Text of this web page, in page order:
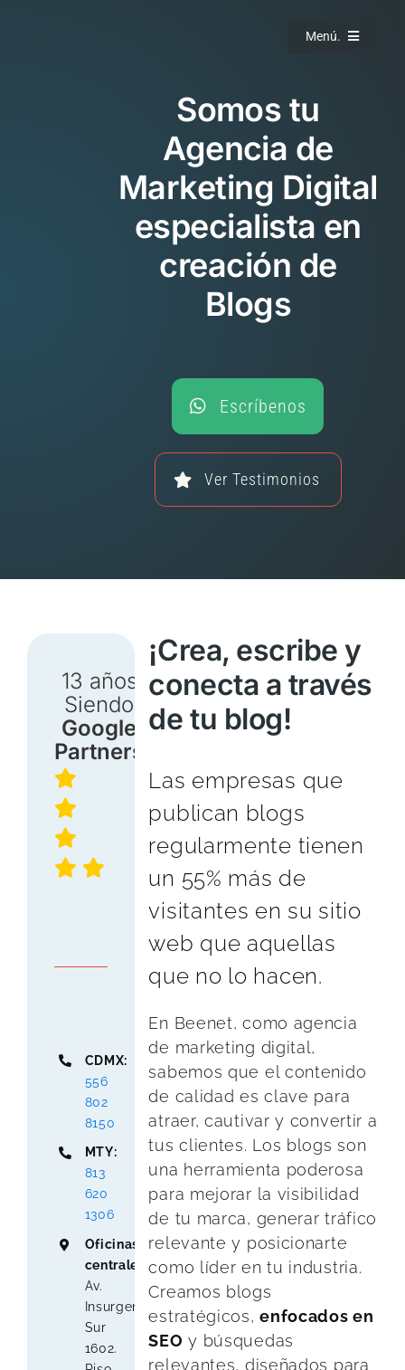
Menú.
Somos tu
Agencia de
Marketing Digital
especialista en
creación de
Blogs
Escríbenos
Ver Testimonios
13 años
Siendo
Google
Partners
CDMX:
556
802
8150
MTY:
813
620
1306
Oficinas
centrales
:
Av.
Insurgentes
Sur
1602.
¡Crea, escribe y
conecta a través
de tu blog!
Las empresas que
publican blogs
regularmente tienen
un 55% más de
visitantes en su sitio
web que aquellas
que no lo hacen.
En Beenet, como agencia
de marketing digital,
sabemos que el contenido
de calidad es clave para
atraer, cautivar y convertir a
tus clientes. Los blogs son
una herramienta poderosa
para mejorar la visibilidad
de tu marca, generar tráfico
relevante y posicionarte
como líder en tu industria.
Creamos blogs
estratégicos,enfocados en
SEO y búsquedas
relevantes, diseñados para